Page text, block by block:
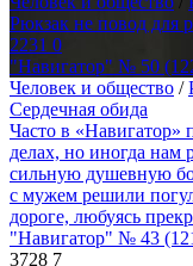
Рюкзак не повод для
2231 0
"Навигатор" № 50
Человек и общество /
Сердечная обида
Часто в
делах, но иногда
сильную душевную
с мужем решили
дороге, любуясь
"Навигатор" № 43
3728 7